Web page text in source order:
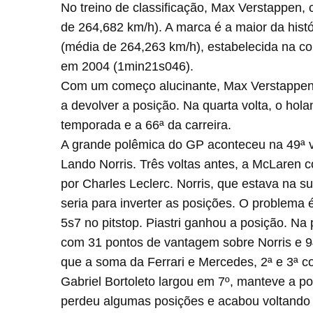
No treino de classificação, Max
de 264,682 km/h). A marca é a maior da
(média de 264,263 km/h), estabelecida na
em 2004 (1min21s046).
Com um começo alucinante, Max
a devolver a posição. Na quarta volta, o
temporada e a 66ª da carreira.
A grande polêmica do GP aconteceu na
Lando Norris. Três voltas antes, a McLaren
por Charles Leclerc. Norris, que estava na
seria para inverter as posições. O problema
5s7 no pitstop. Piastri ganhou a posição.
com 31 pontos de vantagem sobre Norris e
que a soma da Ferrari e Mercedes, 2ª e 3ª
Gabriel Bortoleto largou em 7º, manteve a
perdeu algumas posições e acabou